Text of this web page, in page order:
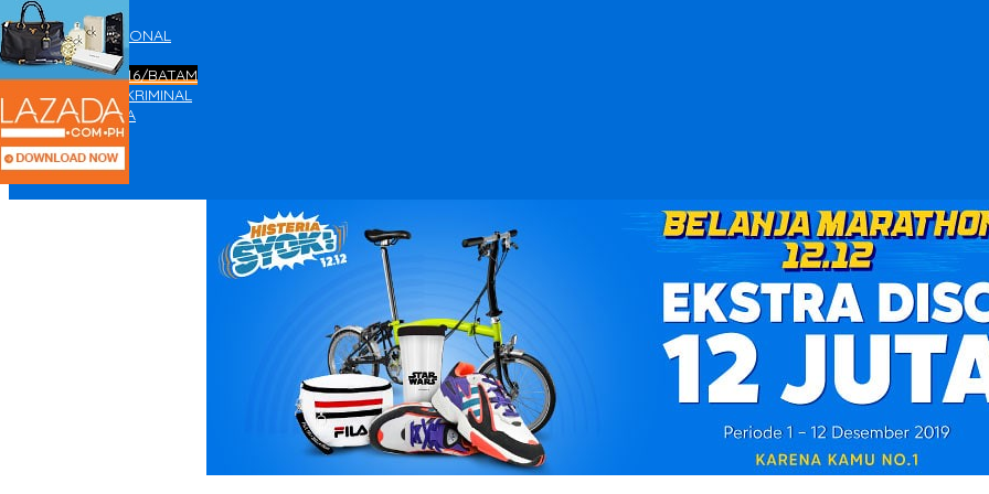
NASIONAL
INTERNASIONAL
TNI-POLRI
KODIM 0316/BATAM
HUKUM – KRIMINAL
OLAHRAGA
HOLIDAY
INDEX
RELIGIUS